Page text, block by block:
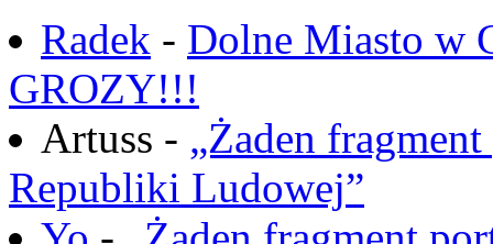
Radek - Dolne Miasto w
GROZY!!!
Artuss - „Żaden
Republiki Ludowej”